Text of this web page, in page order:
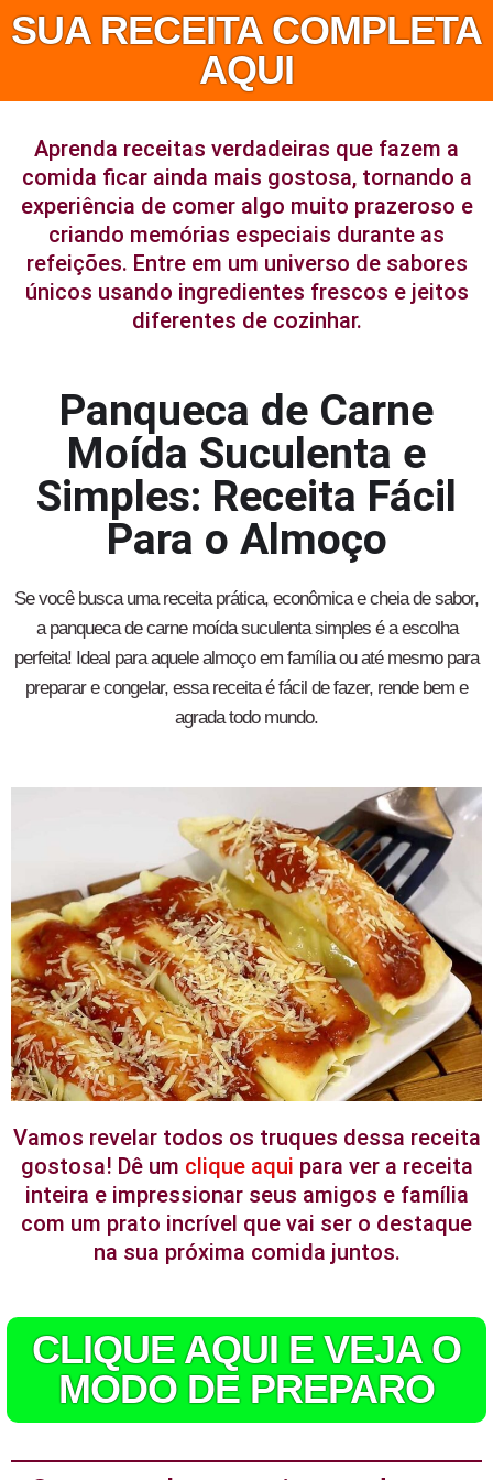
SUA RECEITA COMPLETA
AQUI
Aprenda receitas verdadeiras que fazem a
comida ficar ainda mais gostosa, tornando a
experiência de comer algo muito prazeroso e
criando memórias especiais durante as
refeições. Entre em um universo de sabores
únicos usando ingredientes frescos e jeitos
diferentes de cozinhar.
Panqueca de Carne
Moída Suculenta e
Simples: Receita Fácil
Para o Almoço
Se você busca uma receita prática, econômica e cheia de sabor,
a panqueca de carne moída suculenta simples é a escolha
perfeita! Ideal para aquele almoço em família ou até mesmo para
preparar e congelar, essa receita é fácil de fazer, rende bem e
agrada todo mundo.
Vamos revelar todos os truques dessa receita
gostosa! Dê um clique aqui para ver a receita
inteira e impressionar seus amigos e família
com um prato incrível que vai ser o destaque
na sua próxima comida juntos.
CLIQUE AQUI E VEJA O
MODO DE PREPARO